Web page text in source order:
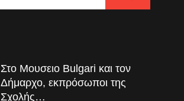
Στο Μουσειο Bulgari και τον
Δήμαρχο, εκπρόσωποι της
Σχολής…